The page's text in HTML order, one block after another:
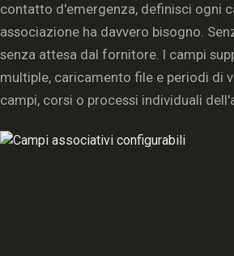
contatto d'emergenza, definisci ogni
associazione ha davvero bisogno.
senza attesa dal fornitore. I campi
multiple, caricamento file e periodi di
campi, corsi o processi individuali